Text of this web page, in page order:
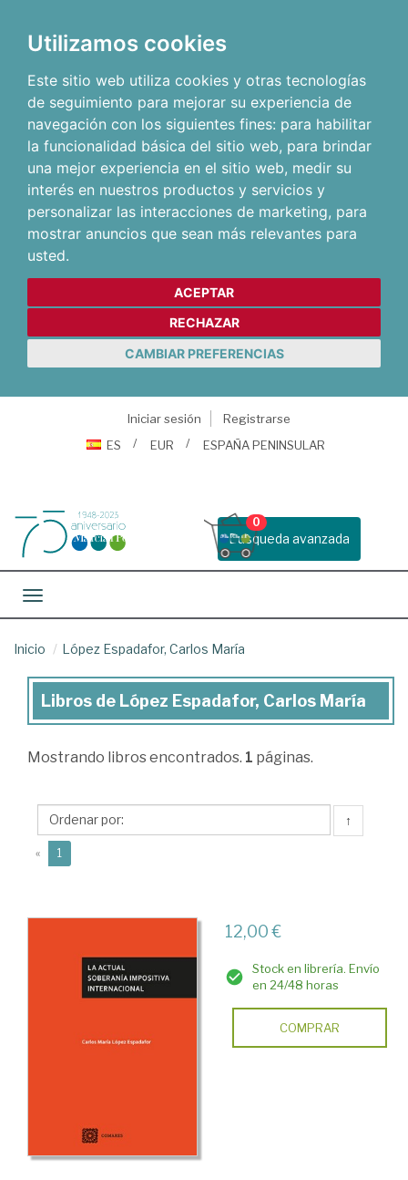
Utilizamos cookies
Este sitio web utiliza cookies y otras tecnologías
de seguimiento para mejorar su experiencia de
navegación con los siguientes fines: para habilitar
la funcionalidad básica del sitio web, para brindar
una mejor experiencia en el sitio web, medir su
interés en nuestros productos y servicios y
personalizar las interacciones de marketing, para
mostrar anuncios que sean más relevantes para
usted.
ACEPTAR
RECHAZAR
CAMBIAR PREFERENCIAS
Iniciar sesión
Registrarse
ES
EUR ESPAÑA PENINSULAR
Busqueda avanzada
0
Toggle navigation
Inicio López Espadafor, Carlos María
Libros
López
Carlos
María
Libros de López Espadafor, Carlos María
Mostrando libros encontrados. 1 páginas.
↑
« 1
12,00 €
Stock en librería. Envío
en 24/48 horas
COMPRAR